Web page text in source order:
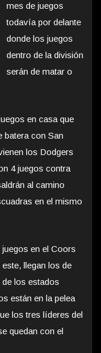
mes de juegos
todavía por delante
donde los juegos
dentro de la división
serán de matar o
en casa que
batera con San
los Dodgers
4 juegos contra
al camino
en el mismo
en el Coors
llegan los de
de los estados
están en la pelea
los tres líderes del
quedan con el